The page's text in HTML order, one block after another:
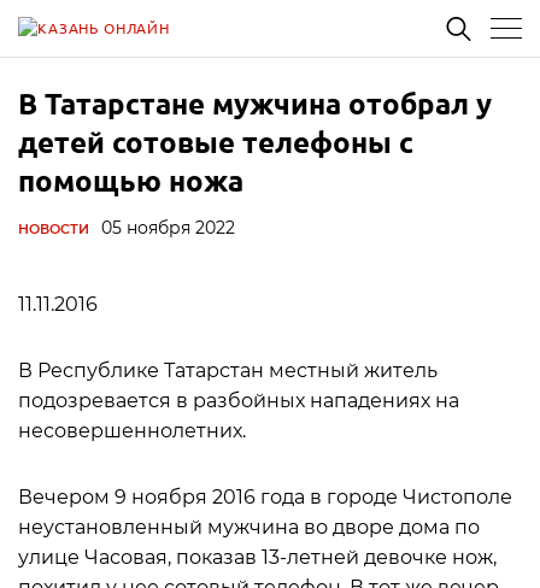
В Татарстане мужчина отобрал у
детей сотовые телефоны с
помощью ножа
НОВОСТИ 05 ноября 2022
11.11.2016
В Республике Татарстан местный житель
подозревается в разбойных нападениях на
несовершеннолетних.
Вечером 9 ноября 2016 года в городе Чистополе
неустановленный мужчина во дворе дома по
улице Часовая, показав 13-летней девочке нож,